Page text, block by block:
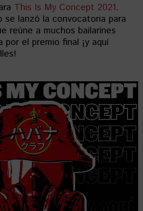
This Is My Concept 2021.
se lanzó la convocatoria para
reúne a muchos bailarines
por el premio final ¡y aquí